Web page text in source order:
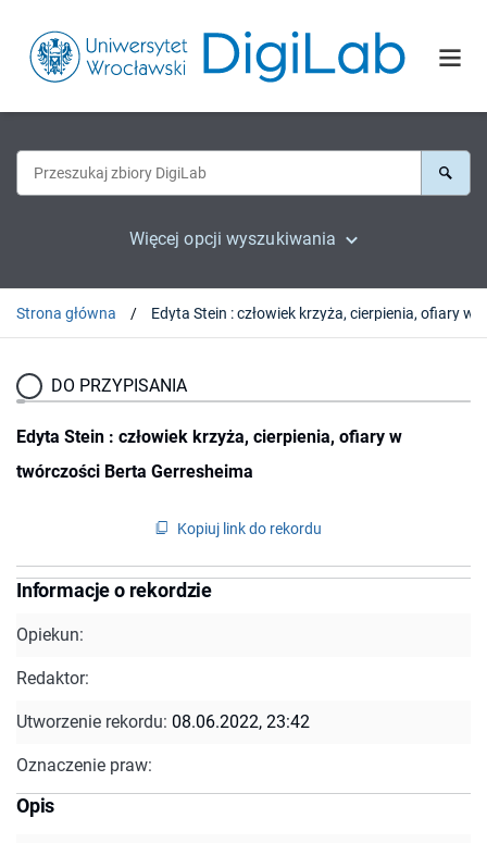
Więcej opcji wyszukiwania
Strona główna
DO PRZYPISANIA
Edyta Stein : człowiek krzyża, cierpienia, ofiary w
twórczości Berta Gerresheima
Kopiuj link do rekordu
Informacje o rekordzie
Opiekun:
Redaktor:
Utworzenie rekordu: 08.06.2022, 23:42
Oznaczenie praw:
Opis